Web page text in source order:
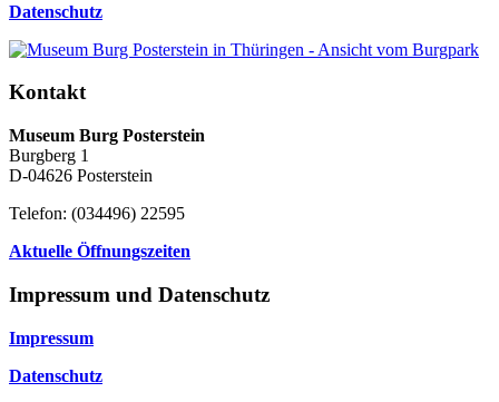
Datenschutz
Kontakt
Museum Burg Posterstein
Burgberg 1
D-04626 Posterstein
Telefon: (034496) 22595
Aktuelle Öffnungszeiten
Impressum und Datenschutz
Impressum
Datenschutz